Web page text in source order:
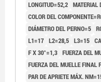
LONGITUD=52,2 MATERIAL
COLOR DEL
DIÁMETRO DEL PERNO=5
L1=17 L2=28,5 L3=15
F X 30°=1,3 FUERZA DEL
FUERZA DEL MUELLE FINAL
PAR DE APRIETE MÁX.